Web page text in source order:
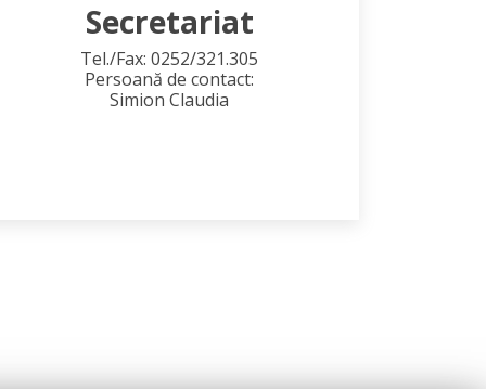
Secretariat
Tel./Fax: 0252/321.305
Persoană de contact:
Simion Claudia